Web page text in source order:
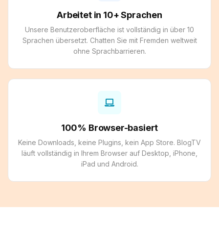
Arbeitet in 10+ Sprachen
Unsere Benutzeroberfläche ist vollständig in über 10
Sprachen übersetzt. Chatten Sie mit Fremden weltweit
ohne Sprachbarrieren.
100% Browser-basiert
Keine Downloads, keine Plugins, kein App Store. BlogTV
läuft vollständig in Ihrem Browser auf Desktop, iPhone,
iPad und Android.